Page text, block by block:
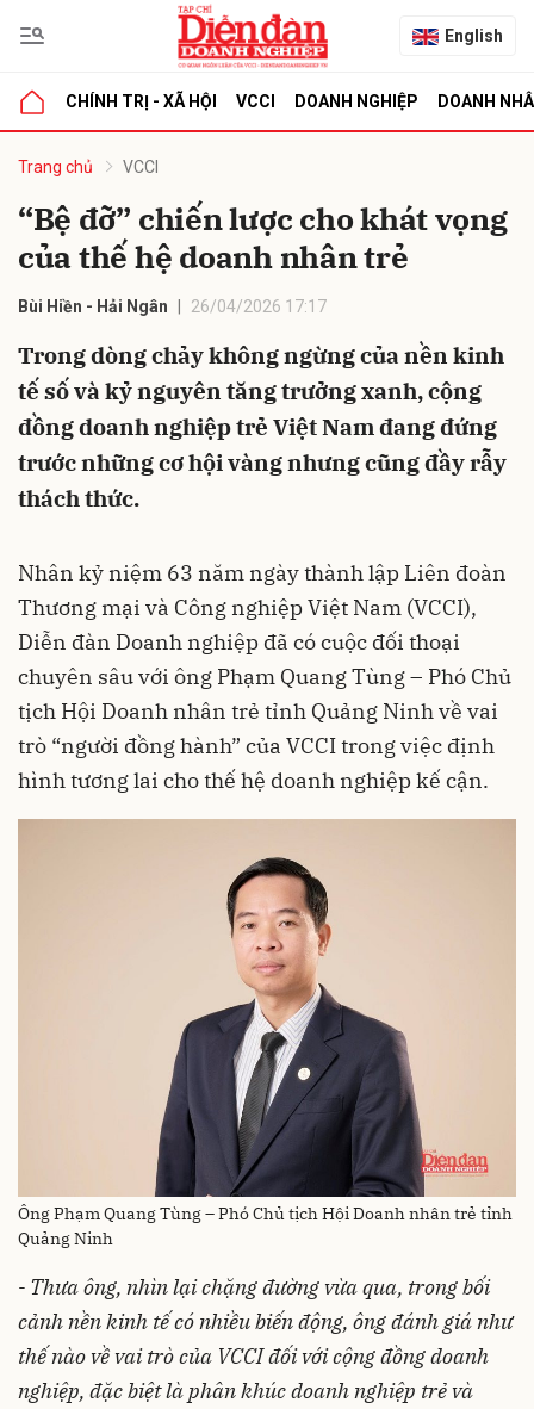
English
CHÍNH TRỊ - XÃ HỘI VCCI DOANH NGHIỆP DOANH
Trang chủ VCCI
“Bệ đỡ” chiến lược cho khát vọng
của thế hệ doanh nhân trẻ
Bùi Hiền - Hải Ngân 26/04/2026 17:17
Trong dòng chảy không ngừng của nền kinh
tế số và kỷ nguyên tăng trưởng xanh, cộng
đồng doanh nghiệp trẻ Việt Nam đang đứng
trước những cơ hội vàng nhưng cũng đầy rẫy
thách thức.
Nhân kỷ niệm 63 năm ngày thành lập Liên đoàn
Thương mại và Công nghiệp Việt Nam (VCCI),
Diễn đàn Doanh nghiệp đã có cuộc đối thoại
chuyên sâu với ông Phạm Quang Tùng – Phó Chủ
tịch Hội Doanh nhân trẻ tỉnh Quảng Ninh về vai
trò “người đồng hành” của VCCI trong việc định
hình tương lai cho thế hệ doanh nghiệp kế cận.
Ông Phạm Quang Tùng – Phó Chủ tịch Hội Doanh nhân trẻ tỉnh
Quảng Ninh
- Thưa ông, nhìn lại chặng đường vừa qua, trong bối
cảnh nền kinh tế có nhiều biến động, ông đánh giá như
thế nào về vai trò của VCCI đối với cộng đồng doanh
nghiệp, đặc biệt là phân khúc doanh nghiệp trẻ và
luận
Hủy